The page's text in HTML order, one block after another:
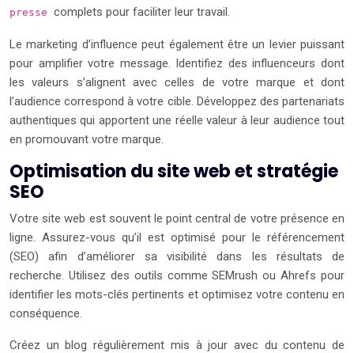
presse complets pour faciliter leur travail.
Le marketing d’influence peut également être un levier puissant
pour amplifier votre message. Identifiez des influenceurs dont
les valeurs s’alignent avec celles de votre marque et dont
l’audience correspond à votre cible. Développez des partenariats
authentiques qui apportent une réelle valeur à leur audience tout
en promouvant votre marque.
Optimisation du site web et stratégie
SEO
Votre site web est souvent le point central de votre présence en
ligne. Assurez-vous qu’il est optimisé pour le référencement
(SEO) afin d’améliorer sa visibilité dans les résultats de
recherche. Utilisez des outils comme SEMrush ou Ahrefs pour
identifier les mots-clés pertinents et optimisez votre contenu en
conséquence.
Créez un blog régulièrement mis à jour avec du contenu de